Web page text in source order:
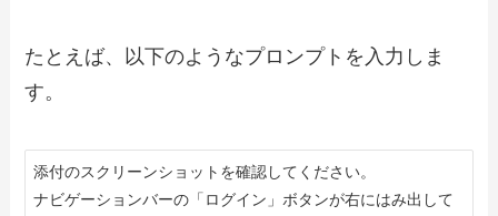
たとえば、以下のようなプロンプトを入力しま
す。
添付のスクリーンショットを確認してください。
ナビゲーションバーの「ログイン」ボタンが右にはみ出して